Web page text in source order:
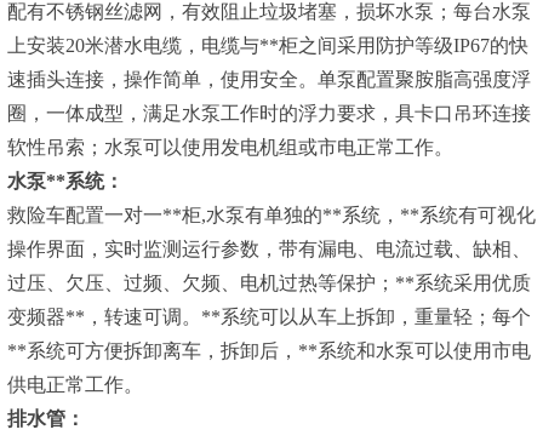
配有不锈钢丝滤网，有效阻止垃圾堵塞，损坏水泵；每台水泵
上安装20米潜水电缆，电缆与**柜之间采用防护等级IP67的快
速插头连接，操作简单，使用安全。单泵配置聚胺脂高强度浮
圈，一体成型，满足水泵工作时的浮力要求，具卡口吊环连接
软性吊索；水泵可以使用发电机组或市电正常工作。
水泵**系统：
救险车配置一对一**柜,水泵有单独的**系统，**系统有可视化
操作界面，实时监测运行参数，带有漏电、电流过载、缺相、
过压、欠压、过频、欠频、电机过热等保护；**系统采用优质
变频器**，转速可调。**系统可以从车上拆卸，重量轻；每个
**系统可方便拆卸离车，拆卸后，**系统和水泵可以使用市电
供电正常工作。
排水管：